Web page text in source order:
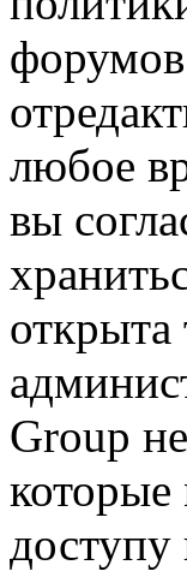
любое
вы
Group
доступу